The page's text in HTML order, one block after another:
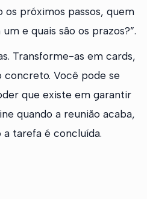
os próximos passos, quem
e quais são os prazos?”.
Transforme-as em cards,
concreto. Você pode se
que existe em garantir
quando a reunião acaba,
a tarefa é concluída.